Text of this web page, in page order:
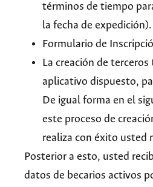
términos de tiempo
la fecha de expedición).
Formulario de
La creación de
aplicativo dispuesto,
De igual forma en el
este proceso de
realiza con éxito usted
Posterior a esto, usted
datos de becarios activos